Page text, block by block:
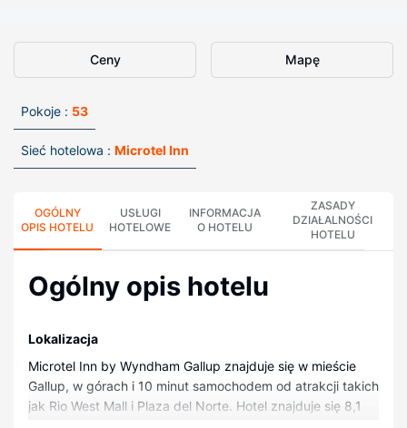
Ceny Mapę
Pokoje : 53
Sieć hotelowa : Microtel Inn
OGÓLNY
OPIS HOTELU
USŁUGI
HOTELOWE
INFORMACJA
O HOTELU
ZASADY
DZIAŁALNOŚCI
HOTELU
Ogólny opis hotelu
Lokalizacja
Microtel Inn by Wyndham Gallup znajduje się w mieście
Gallup, w górach i 10 minut samochodem od atrakcji takich
jak Rio West Mall i Plaza del Norte. Hotel znajduje się 8,1